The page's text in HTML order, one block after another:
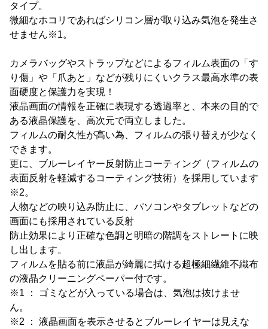
タイプ。
微細なホコリであればシリコン層が取り込み気泡を発生さ
せません※1。
カメラバッグやストラップなどによるフィルム表面の「す
り傷」や「爪あと」などが残りにくいクラス最高水準の表
面硬度と保護力を実現！
液晶画面の情報を正確に表現する透過率と、本来の目的で
ある液晶保護を、高次元で両立しました。
フィルムの耐久性が高い為、フィルムの張り替えが少なく
できます。
更に、ブルーレイヤー反射防止コーティング（フィルムの
表面反射を軽減するコーティング技術）を採用しています
※2。
人物などの映り込み防止に、パソコンやタブレットなどの
画面にも採用されている反射
防止効果により正確な色調と明暗の階調をストレートに映
し出します。
フィルムを貼る前に液晶が綺麗に拭ける超極細繊維不織布
の液晶クリーニングペーパー付です。
※1 ： ゴミなどが入っている場合は、気泡は抜けませ
ん。
※2 ： 液晶画面を表示させるとブルーレイヤーは見えな